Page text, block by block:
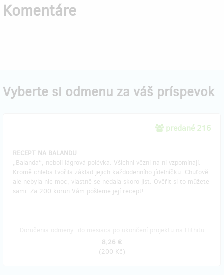
Komentáre
Vyberte si odmenu za váš príspevok
predané 216
RECEPT NA BALANDU
„Balanda“, neboli lágrová polévka. Všichni vězni na ni vzpomínají.
Kromě chleba tvořila základ jejich každodenního jídelníčku. Chuťově
ale nebyla nic moc, vlastně se nedala skoro jíst. Ověřit si to můžete
sami. Za 200 korun Vám pošleme její recept!
8,26 €
(200 Kč)